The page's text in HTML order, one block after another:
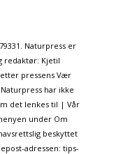
Naturpress er
redaktør: Kjetil
pressens Vær
har ikke
det lenkes til | Vår
under Om
beskyttet
adressen: tips-